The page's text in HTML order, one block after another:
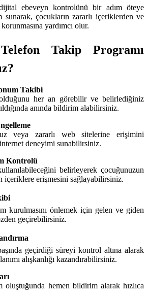
ebeveyn kontrolünü bir adım öteye
sunarak, çocukların zararlı içeriklerden ve
yardımcı olur.
Takip Programı
Takibi
her an görebilir ve belirlediğiniz
anında bildirim alabilirsiniz.
veya zararlı web sitelerine erişimini
deneyimi sunabilirsiniz.
Kontrolü
belirleyerek çocuğunuzun
içeriklere erişmesini sağlayabilirsiniz.
kurulmasını önlemek için gelen ve giden
geçirebilirsiniz.
geçirdiği süreyi kontrol altına alarak
alışkanlığı kazandırabilirsiniz.
hemen bildirim alarak hızlıca